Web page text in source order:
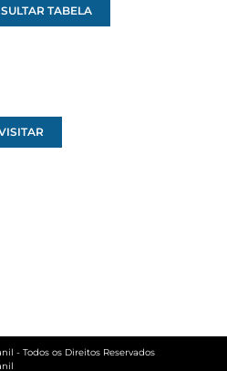
TABELA
- Todos os Direitos Reservados